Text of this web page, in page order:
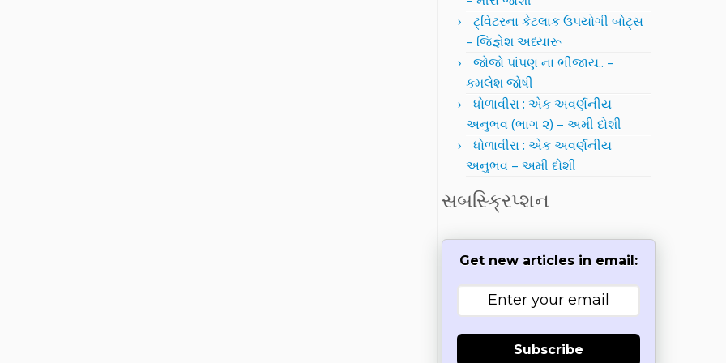
ટ્વિટરના કેટલાક ઉપયોગી બોટ્સ
– જિજ્ઞેશ અધ્યારૂ
જોજો પાંપણ ના ભીંજાય.. –
કમલેશ જોષી
ધોળાવીરા : એક અવર્ણનીય
અનુભવ (ભાગ ૨) – અમી દોશી
ધોળાવીરા : એક અવર્ણનીય
અનુભવ – અમી દોશી
સબસ્ક્રિપ્શન
Get new articles in email:
Subscribe